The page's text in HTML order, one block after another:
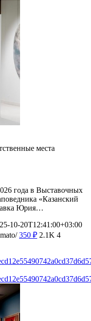
места
года в Выставочных
«Казанский
Юрия…
10-20T12:41:00+03:00
350 ₽ 2.1K 4